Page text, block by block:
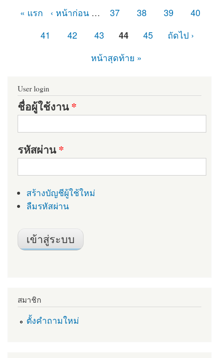
« แรก ‹ หน้าก่อน … 37 38 39
40
41
42 43 44 45
ถัดไป ›
หน้าสุดท้าย »
User login
ชื่อผู้ใช้งาน*
รหัสผ่าน*
สร้างบัญชีผู้ใช้ใหม่
ลืมรหัสผ่าน
สมาชิก
ตั้งคำถามใหม่